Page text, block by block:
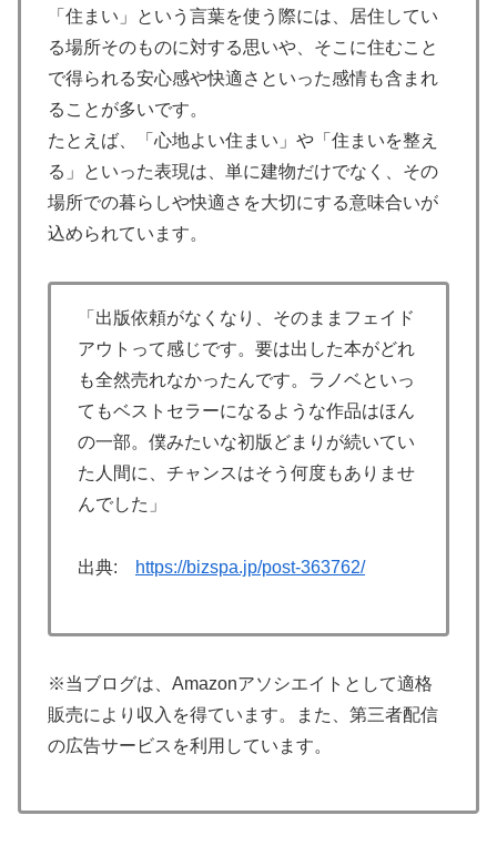
「住まい」という言葉を使う際には、居住してい
る場所そのものに対する思いや、そこに住むこと
で得られる安心感や快適さといった感情も含まれ
ることが多いです。
たとえば、「心地よい住まい」や「住まいを整え
る」といった表現は、単に建物だけでなく、その
場所での暮らしや快適さを大切にする意味合いが
込められています。
「出版依頼がなくなり、そのままフェイド
アウトって感じです。要は出した本がどれ
も全然売れなかったんです。ラノベといっ
てもベストセラーになるような作品はほん
の一部。僕みたいな初版どまりが続いてい
た人間に、チャンスはそう何度もありませ
んでした」
出典: https://bizspa.jp/post-363762/
※当ブログは、Amazonアソシエイトとして適格
販売により収入を得ています。また、第三者配信
の広告サービスを利用しています。